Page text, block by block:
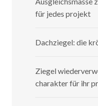
für jedes projekt
Dachziegel: die
Ziegel
charakter für ihr